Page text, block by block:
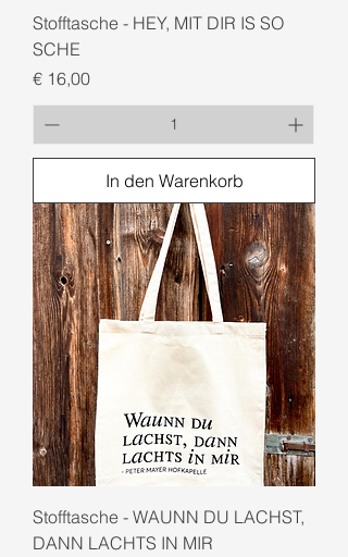
Stofftasche - HEY, MIT DIR IS SO
SCHE
Preis
€ 16,00
In den Warenkorb
Stofftasche - WAUNN DU LACHST,
DANN LACHTS IN MIR